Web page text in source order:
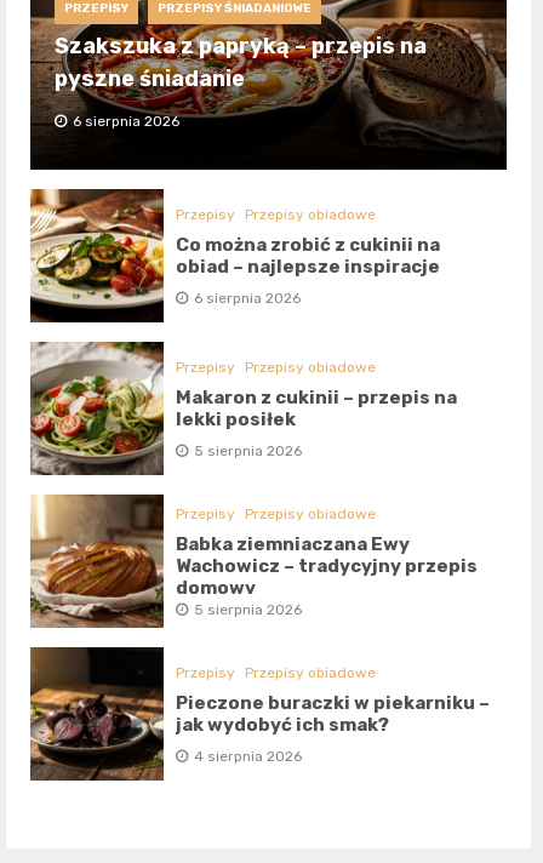
PRZEPISY PRZEPISY ŚNIADANIOWE
Szakszuka z papryką – przepis na
pyszne śniadanie
6 sierpnia 2026
Przepisy Przepisy obiadowe
Co można zrobić z cukinii na
obiad – najlepsze inspiracje
6 sierpnia 2026
Przepisy Przepisy obiadowe
Makaron z cukinii – przepis na
lekki posiłek
5 sierpnia 2026
Przepisy Przepisy obiadowe
Babka ziemniaczana Ewy
Wachowicz – tradycyjny przepis
domowy
5 sierpnia 2026
Przepisy Przepisy obiadowe
Pieczone buraczki w piekarniku –
jak wydobyć ich smak?
4 sierpnia 2026